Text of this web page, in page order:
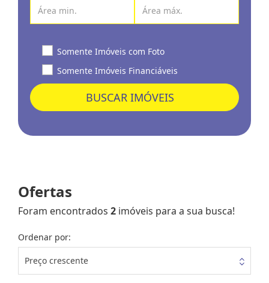
Somente Imóveis com Foto
Somente Imóveis Financiáveis
BUSCAR IMÓVEIS
Ofertas
Foram encontrados 2 imóveis para a sua busca!
Ordenar por:
Preço crescente